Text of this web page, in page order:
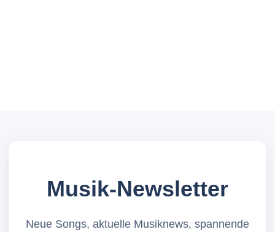
Musik-Newsletter
Neue Songs, aktuelle Musiknews, spannende